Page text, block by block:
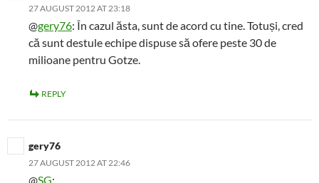
27 AUGUST 2012 AT 23:18
@gery76: În cazul ăsta, sunt de acord cu tine. Totuși, cred
că sunt destule echipe dispuse să ofere peste 30 de
milioane pentru Gotze.
REPLY
gery76
27 AUGUST 2012 AT 22:46
@SG: